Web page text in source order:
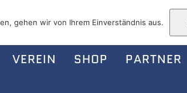
VEREIN SHOP PARTNER
gehen wir von Ihrem Einverständnis aus.